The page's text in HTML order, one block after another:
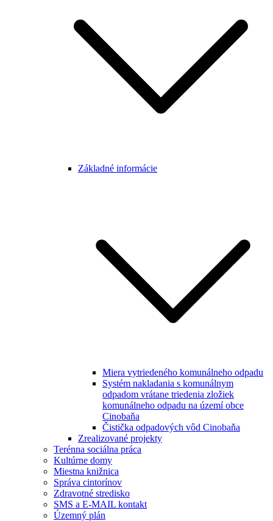
Základné informácie
Miera vytriedeného komunálneho odpadu
Systém nakladania s komunálnym
odpadom vrátane triedenia zložiek
komunálneho odpadu na území obce
Cinobaňa
Čistička odpadových vôd Cinobaňa
Zrealizované projekty
Terénna sociálna práca
Kultúrne domy
Miestna knižnica
Správa cintorínov
Zdravotné stredisko
SMS a E-MAIL kontakt
Územný plán